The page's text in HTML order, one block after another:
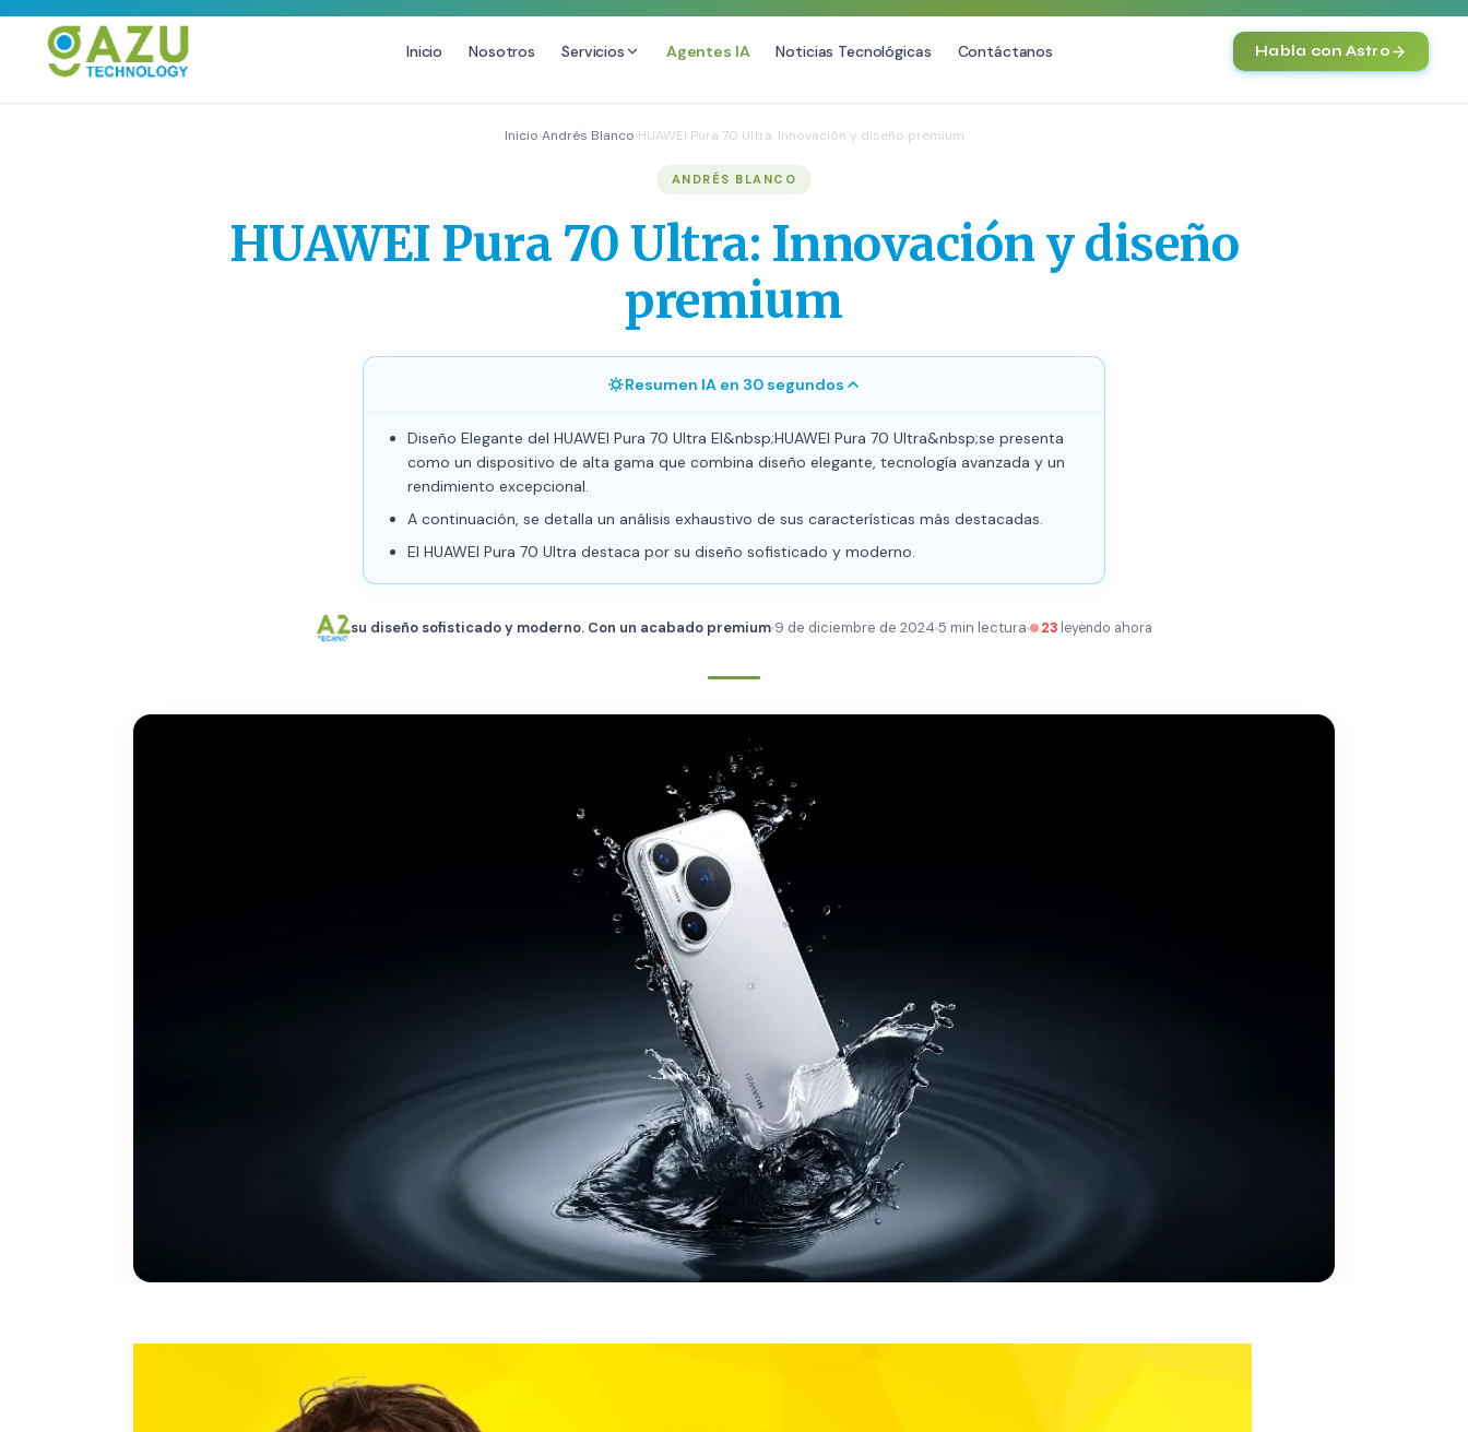
Inicio Nosotros Servicios Agentes IA Noticias Tecnológicas Contáctanos Habla con Astro
Diseño Web Premium
Consultoría SEO
SEO Local Avanzado
SEO para E-commerce
Link Building Premium
Chatbot Multicanal
Automatización Inteligente
Inicio›Andrés Blanco›HUAWEI Pura 70 Ultra: Innovación y diseño premium
ANDRÉS BLANCO
HUAWEI Pura 70 Ultra: Innovación y diseño
premium
Resumen IA en 30 segundos
Diseño Elegante del HUAWEI Pura 70 Ultra El&nbsp;HUAWEI Pura 70 Ultra&nbsp;se presenta
como un dispositivo de alta gama que combina diseño elegante, tecnología avanzada y un
rendimiento excepcional.
A continuación, se detalla un análisis exhaustivo de sus características más destacadas.
El HUAWEI Pura 70 Ultra destaca por su diseño sofisticado y moderno.
su diseño sofisticado y moderno. Con un acabado premium 9 de diciembre de 2024 5 min lectura 22 leyendo ahora